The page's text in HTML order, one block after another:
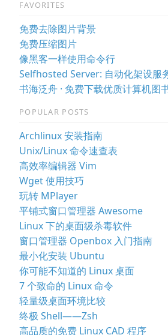
FAVORITES
免费去除图片背景
免费压缩图片
像黑客一样使用命令行
Selfhosted Server: 自动化架设服
书海泛舟 · 免费下载优质计算机图
POPULAR POSTS
Archlinux 安装指南
Unix/Linux 命令速查表
高效率编辑器 Vim
Wget 使用技巧
玩转 MPlayer
平铺式窗口管理器 Awesome
Linux 下的桌面级杀毒软件
窗口管理器 Openbox 入门指南
最小化安装 Ubuntu
你可能不知道的 Linux 桌面
7 个致命的 Linux 命令
轻量级桌面环境比较
终极 Shell——Zsh
高品质的免费 Linux CAD 程序